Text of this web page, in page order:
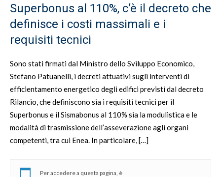
Superbonus al 110%, c’è il decreto che
definisce i costi massimali e i
requisiti tecnici
Sono stati firmati dal Ministro dello Sviluppo Economico,
Stefano Patuanelli, i decreti attuativi sugli interventi di
efficientamento energetico degli edifici previsti dal decreto
Rilancio, che definiscono sia i requisiti tecnici per il
Superbonus e il Sismabonus al 110% sia la modulistica e le
modalità di trasmissione dell’asseverazione agli organi
competenti, tra cui Enea. In particolare, […]
Per accedere a questa pagina, è